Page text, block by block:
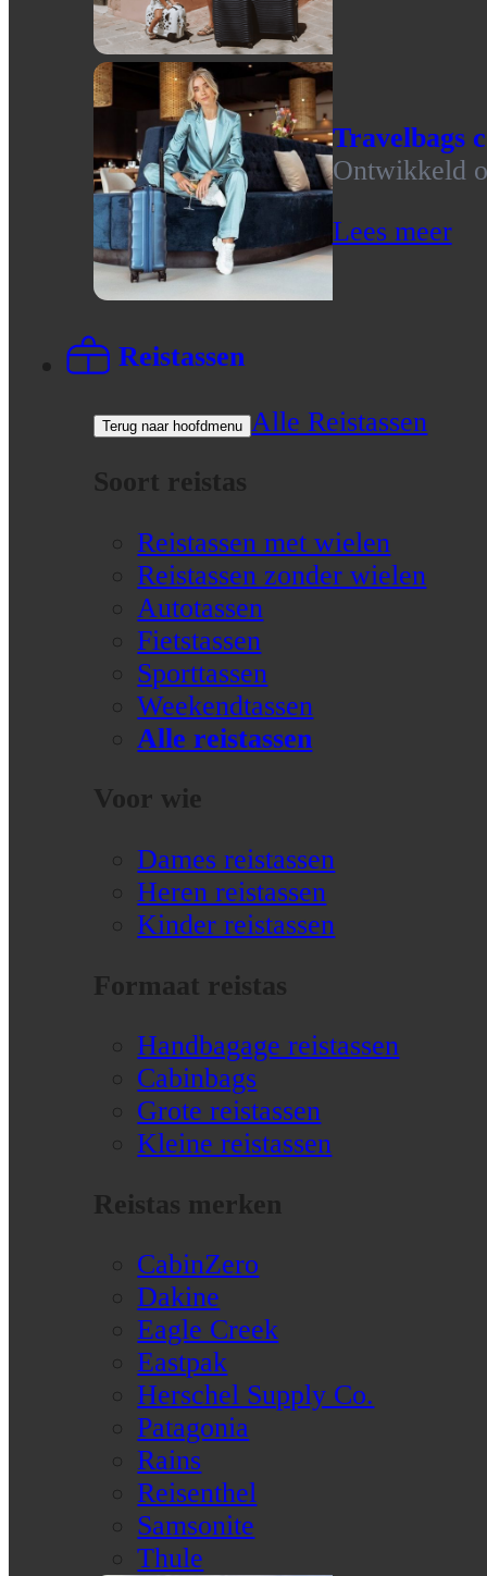
Travelbags
Ontwikkeld
Lees meer
Reistassen
Terug naar hoofdmenu
Alle Reistassen
Soort reistas
Reistassen met wielen
Reistassen zonder wielen
Autotassen
Fietstassen
Sporttassen
Weekendtassen
Alle reistassen
Voor wie
Dames reistassen
Heren reistassen
Kinder reistassen
Formaat reistas
Handbagage reistassen
Cabinbags
Grote reistassen
Kleine reistassen
Reistas merken
CabinZero
Dakine
Eagle Creek
Eastpak
Herschel Supply Co.
Patagonia
Rains
Reisenthel
Samsonite
Thule